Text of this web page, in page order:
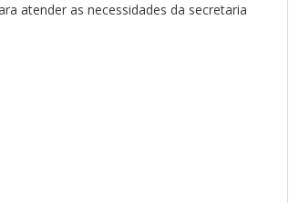
atender as necessidades da secretaria